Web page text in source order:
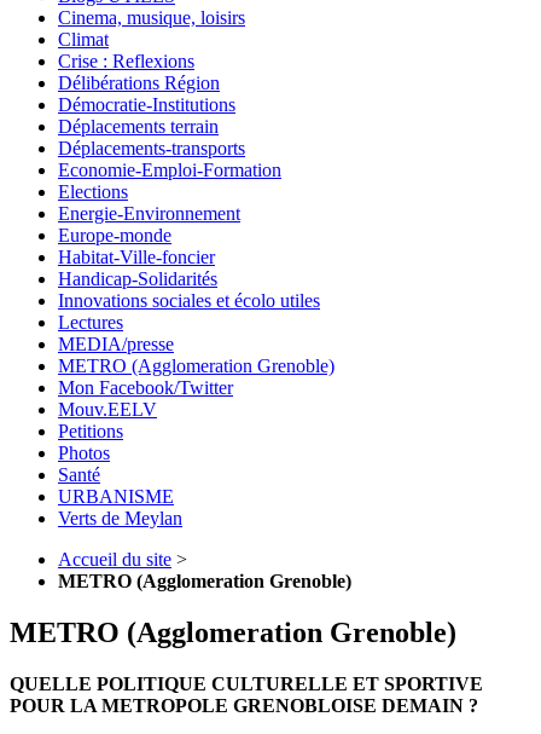
Cinema, musique, loisirs
Climat
Crise : Reflexions
Délibérations Région
Démocratie-Institutions
Déplacements terrain
Déplacements-transports
Economie-Emploi-Formation
Elections
Energie-Environnement
Europe-monde
Habitat-Ville-foncier
Handicap-Solidarités
Innovations sociales et écolo utiles
Lectures
MEDIA/presse
METRO (Agglomeration Grenoble)
Mon Facebook/Twitter
Mouv.EELV
Petitions
Photos
Santé
URBANISME
Verts de Meylan
Accueil du site >
METRO (Agglomeration Grenoble)
METRO (Agglomeration Grenoble)
QUELLE POLITIQUE CULTURELLE ET SPORTIVE
POUR LA METROPOLE GRENOBLOISE DEMAIN ?